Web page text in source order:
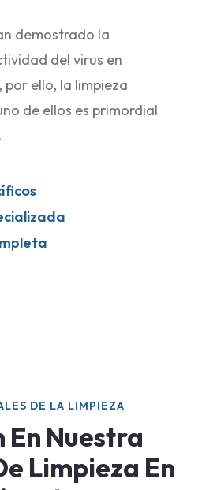
demostrado la
del virus en
ello, la limpieza
de ellos es primordial
DE LA LIMPIEZA
Nuestra
Limpieza En